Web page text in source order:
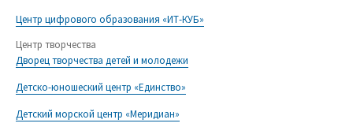
Центр цифрового образования «ИТ-КУБ»
Центр творчества
Дворец творчества детей и молодежи
Детско-юношеский центр «Единство»
Детский морской центр «Меридиан»